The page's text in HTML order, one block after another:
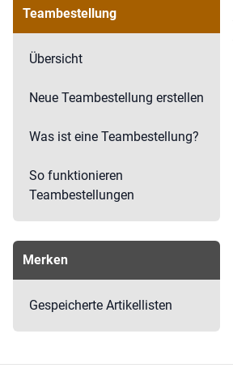
Teambestellung
Übersicht
Neue Teambestellung erstellen
Was ist eine Teambestellung?
So funktionieren
Teambestellungen
Merken
Gespeicherte Artikellisten